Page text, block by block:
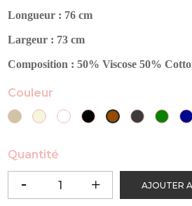
Longueur : 76 cm
Largeur : 73 cm
Composition : 50% Viscose 50%
Couleur
TaupeBeigeBlancNoirMarronGris
Anthracite
Vert
Kaki
Quantité
AJOUTER